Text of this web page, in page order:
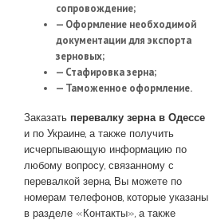
сопровождение;
— Оформление необходимой
документации для экспорта
зерновых;
— Стафировка зерна;
— Таможенное оформление.
Заказать перевалку зерна в Одессе
и по Украине, а также получить
исчерпывающую информацию по
любому вопросу, связанному с
перевалкой зерна, Вы можете по
номерам телефонов, которые указаны
в разделе «Контакты», а также